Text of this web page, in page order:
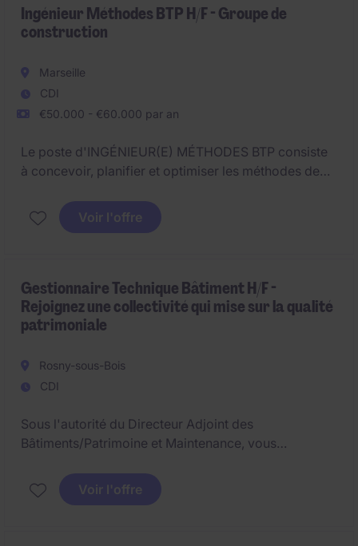
Ingénieur Méthodes BTP H/F - Groupe de
construction
Marseille
CDI
€50.000 - €60.000 par an
Le poste d'INGÉNIEUR(E) MÉTHODES BTP consiste
à concevoir, planifier et optimiser les méthodes de
Marseille, vous jouerez un rôle clé dans la mise en
œuvre de projets de construction en assurant leur
Voir l'offre
Gestionnaire Technique Bâtiment H/F -
Rejoignez une collectivité qui mise sur la qualité
patrimoniale
Rosny-sous-Bois
CDI
Sous l'autorité du Directeur Adjoint des
Bâtiments/Patrimoine et Maintenance, vous
bâtiments communaux en vous inscrivant dans une
forte dynamique de qualité de projets menés et dans
Voir l'offre